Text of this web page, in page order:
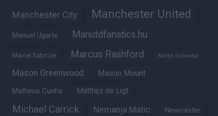
Manchester City Manchester United
Manuel Ugarte Manutdfanatics.hu
Marcel Sabitzer Marcus Rashford Martin Dubravka
Mason Greenwood Mason Mount
Matheus Cunha Matthijs de Ligt
Michael Carrick Nemanja Matic Newcastle